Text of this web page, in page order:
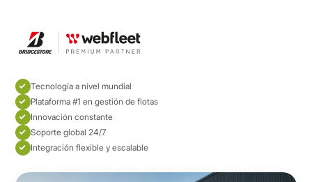
Tecnología a nivel mundial
Plataforma #1 en gestión de flotas
Innovación constante
Soporte global 24/7
Integración flexible y escalable